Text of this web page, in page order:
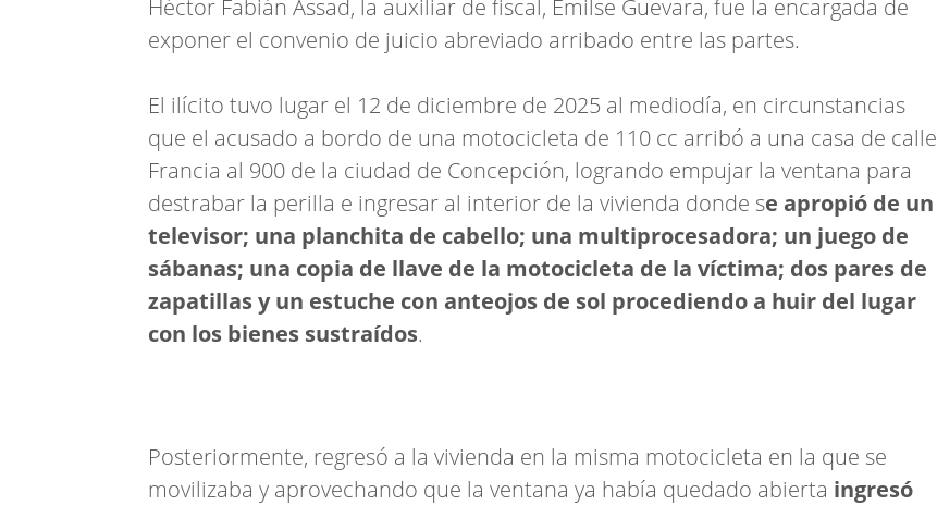
Héctor Fabián Assad, la auxiliar de fiscal, Emilse Guevara, fue la encargada de
exponer el convenio de juicio abreviado arribado entre las partes.
El ilícito tuvo lugar el 12 de diciembre de 2025 al mediodía, en circunstancias
que el acusado a bordo de una motocicleta de 110 cc arribó a una casa de calle
Francia al 900 de la ciudad de Concepción, logrando empujar la ventana para
destrabar la perilla e ingresar al interior de la vivienda donde se apropió de un
televisor; una planchita de cabello; una multiprocesadora; un juego de
sábanas; una copia de llave de la motocicleta de la víctima; dos pares de
zapatillas y un estuche con anteojos de sol procediendo a huir del lugar
con los bienes sustraídos.
Posteriormente, regresó a la vivienda en la misma motocicleta en la que se
movilizaba y aprovechando que la ventana ya había quedado abierta ingresó